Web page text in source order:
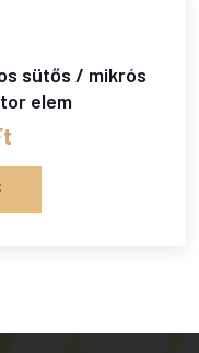
sütős / mikrós
elem